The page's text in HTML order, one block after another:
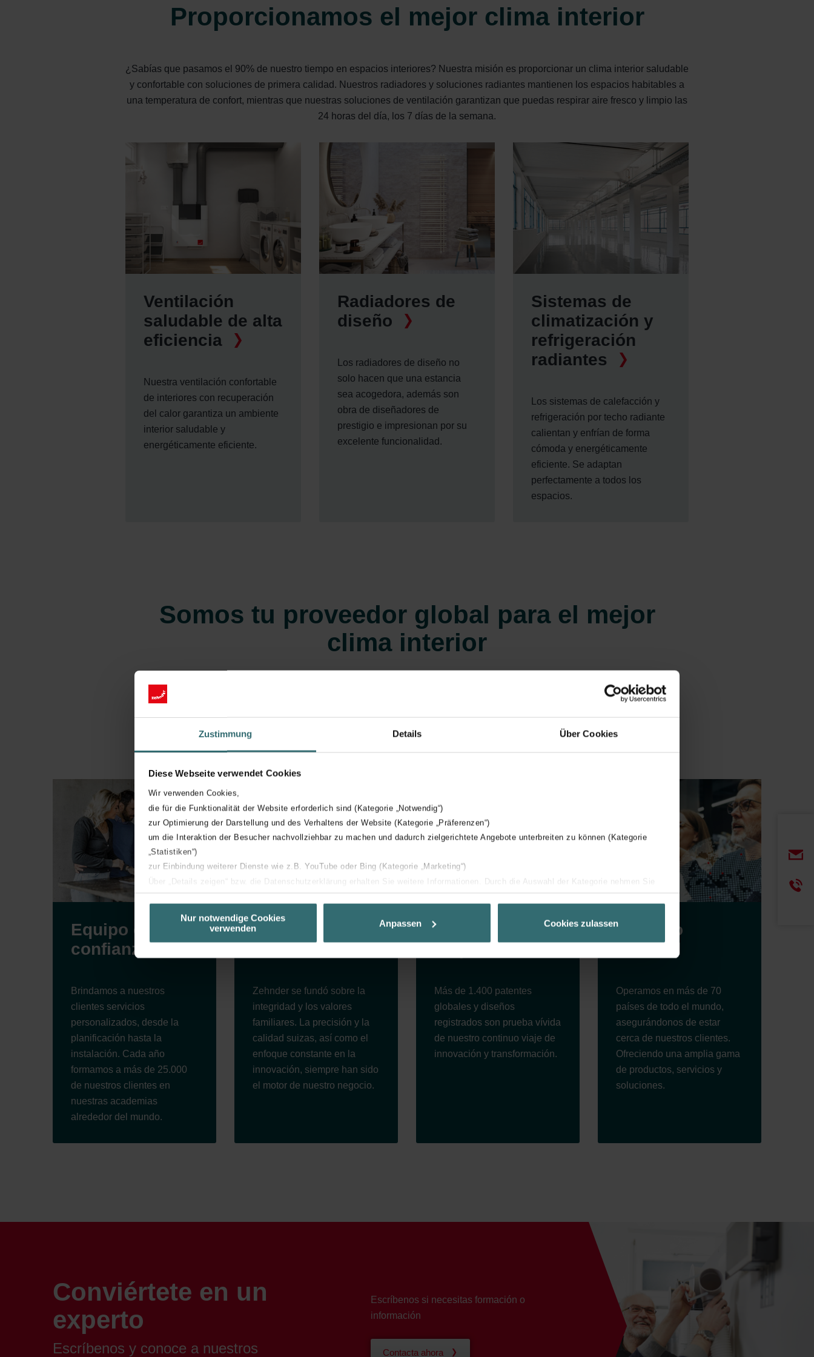
Zustimmung Details Über Cookies
Diese Webseite verwendet Cookies
Wir verwenden Cookies,
die für die Funktionalität der Website erforderlich sind (Kategorie „Notwendig“)
zur Optimierung der Darstellung und des Verhaltens der Website (Kategorie „Präferenzen“)
um die Interaktion der Besucher nachvollziehbar zu machen und dadurch zielgerichtete Angebote unterbreiten zu können (Kategorie
„Statistiken“)
zur Einbindung weiterer Dienste wie z.B. YouTube oder Bing (Kategorie „Marketing“)
Über „Details zeigen“ bzw. die Datenschutzerklärung erhalten Sie weitere Informationen. Durch die Auswahl der Kategorie nehmen Sie
unserer Website verwenden, um Ihnen die bestmögliche Nutzererfahrung zu ermöglichen und Ihnen maßgeschneiderte Informationen
basierend auf Ihren Interessen zur Verfügung zu stellen. Alle Einwilligungen können Sie selbstverständlich über einen Link in der
Datenschutzerklärung widerrufen.
Zehnder Group AG: Data Privacy
Zehnder Group België nv/sa: Déclarations de confidentialité
Zehnder Group Czech Republic s.r.o.: Zásady ochrany osobních údajů
Zehnder Group France: Protection des données
Zehnder Group Ibérica SAU: Política de privacidad
Zehnder Group Italia S.r.l.: Privacy
Zehnder Group İç Mekan İklimlendirme Sanayi ve Ticaret Limitet Şirketi: Web Sitesi Çerezleri
Zehnder Group Nederland bv: Privacyverklaringen
Zehnder Group Sales International: Privacy Policy
Nur notwendige Cookies
verwenden
Anpassen Cookies zulassen
Proporcionamos el mejor clima interior
¿Sabías que pasamos el 90% de nuestro tiempo en espacios interiores? Nuestra misión es proporcionar un clima interior saludable
y confortable con soluciones de primera calidad. Nuestros radiadores y soluciones radiantes mantienen los espacios habitables a
una temperatura de confort, mientras que nuestras soluciones de ventilación garantizan que puedas respirar aire fresco y limpio las
24 horas del día, los 7 días de la semana.
Ventilación
saludable de alta
eficiencia
Nuestra ventilación confortable
de interiores con recuperación
del calor garantiza un ambiente
interior saludable y
energéticamente eficiente.
Radiadores de
diseño
Los radiadores de diseño no
solo hacen que una estancia
sea acogedora, además son
obra de diseñadores de
prestigio e impresionan por su
excelente funcionalidad.
Sistemas de
climatización y
refrigeración
radiantes
Los sistemas de calefacción y
refrigeración por techo radiante
calientan y enfrían de forma
cómoda y energéticamente
eficiente. Se adaptan
perfectamente a todos los
espacios.
Somos tu proveedor global para el mejor
clima interior
Nuestro equipo de expertos cuenta con más de 120 años de experiencia y conocimientos. Nos apasiona mantener nuestra
Equipo de
confianza
Brindamos a nuestros
clientes servicios
personalizados, desde la
planificación hasta la
instalación. Cada año
formamos a más de 25.000
de nuestros clientes en
nuestras academias
alrededor del mundo.
Precisión y
calidad suizas
Zehnder se fundó sobre la
integridad y los valores
familiares. La precisión y la
calidad suizas, así como el
enfoque constante en la
innovación, siempre han sido
el motor de nuestro negocio.
Innovaciones
de premio
Más de 1.400 patentes
globales y diseños
registrados son prueba vívida
de nuestro continuo viaje de
innovación y transformación.
Servicio
mundial
Operamos en más de 70
países de todo el mundo,
asegurándonos de estar
cerca de nuestros clientes.
Ofreciendo una amplia gama
de productos, servicios y
soluciones.
Conviértete en un
experto
Escríbenos y conoce a nuestros
Escríbenos si necesitas formación o
información
Contacta ahora